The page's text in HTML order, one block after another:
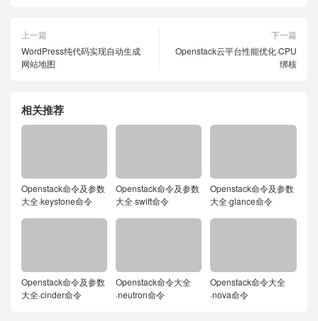
上一篇
WordPress纯代码实现自动生成
网站地图
下一篇
Openstack云平台性能优化·CPU
绑核
相关推荐
Openstack命令及参数
大全·keystone命令
Openstack命令及参数
大全·swift命令
Openstack命令及参数
大全·glance命令
Openstack命令及参数
大全·cinder命令
Openstack命令大全
·neutron命令
Openstack命令大全
·nova命令